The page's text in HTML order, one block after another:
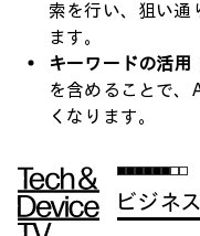
索を行い、狙い通
ます。
キーワードの活用
を含めることで、
くなります。
ビジネ